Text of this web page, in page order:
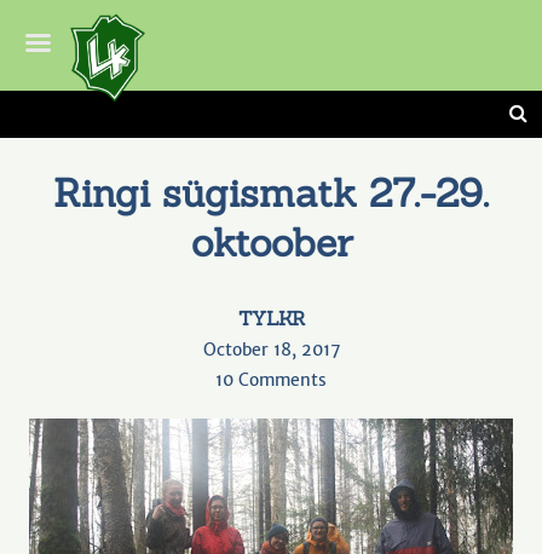
Ringi sügismatk 27.-29.
oktoober
TYLKR
October 18, 2017
10 Comments
sügismatk
27.-29.
oktoober